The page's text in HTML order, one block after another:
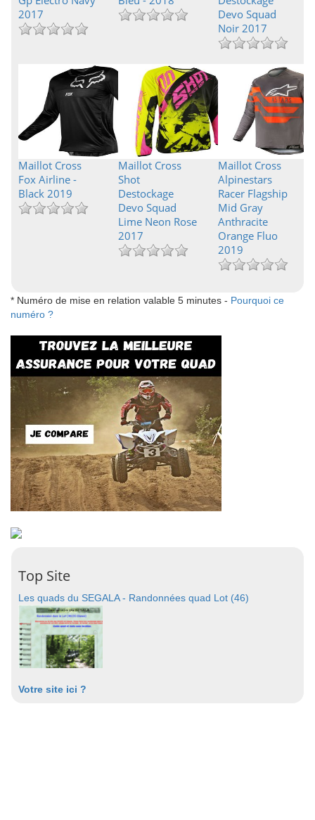
2017
Devo Squad
Noir 2017
Maillot Cross
Fox Airline -
Black 2019
Maillot Cross
Shot
Destockage
Devo Squad
Lime Neon Rose
2017
Maillot Cross
Alpinestars
Racer Flagship
Mid Gray
Anthracite
Orange Fluo
2019
* Numéro de mise en relation valable 5 minutes - Pourquoi ce
numéro ?
Top Site
Les quads du SEGALA - Randonnées quad Lot (46)
Votre site ici ?